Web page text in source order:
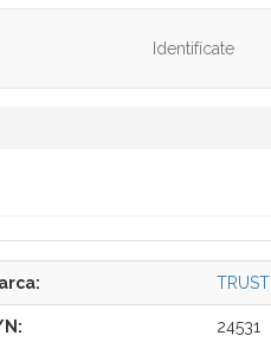
Identifícate
TRUST
N: 24531